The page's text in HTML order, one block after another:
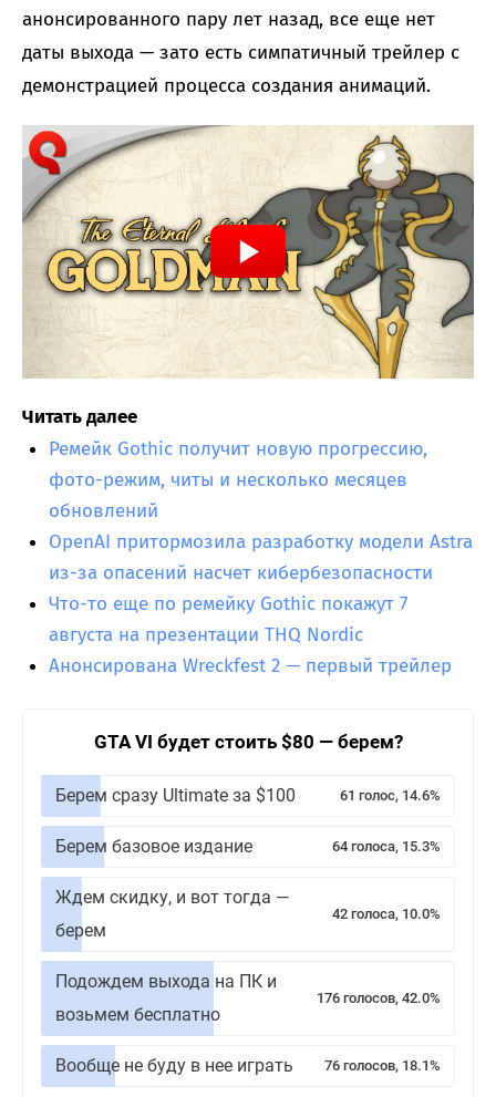
анонсированного пару лет назад, все еще нет
даты выхода — зато есть симпатичный трейлер с
демонстрацией процесса создания анимаций.
Читать далее
Ремейк Gothic получит новую прогрессию,
фото-режим, читы и несколько месяцев
обновлений
OpenAI притормозила разработку модели Astra
из-за опасений насчет кибербезопасности
Что-то еще по ремейку Gothic покажут 7
августа на презентации THQ Nordic
Анонсирована Wreckfest 2 — первый трейлер
GTA VI будет стоить $80 — берем?
Берем сразу Ultimate за $100 61 голос, 14.6%
Берем базовое издание 64 голоса, 15.3%
Ждем скидку, и вот тогда —
берем
42 голоса, 10.0%
Подождем выхода на ПК и
возьмем бесплатно
176 голосов, 42.0%
Вообще не буду в нее играть 76 голосов, 18.1%